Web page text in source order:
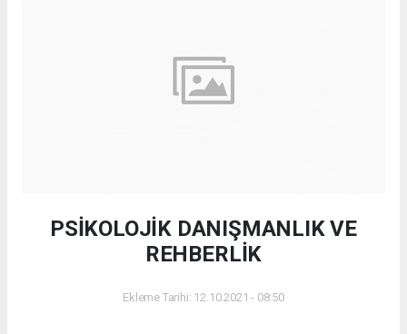
PSİKOLOJİK DANIŞMANLIK VE
REHBERLİK
Ekleme Tarihi: 12.10.2021 - 08:50